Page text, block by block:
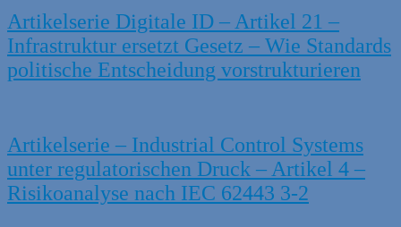
Artikelserie Digitale ID – Artikel 21 –
Infrastruktur ersetzt Gesetz – Wie Standards
politische Entscheidung vorstrukturieren
Artikelserie – Industrial Control Systems
unter regulatorischen Druck – Artikel 4 –
Risikoanalyse nach IEC 62443 3-2